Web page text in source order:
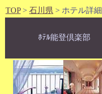
TOP> 石川県 > ホテル詳細
ﾎﾃﾙ能登倶楽部